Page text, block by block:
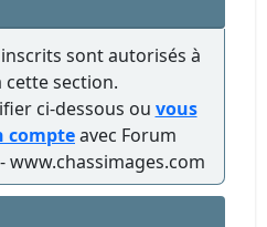
sont autorisés à
cette section.
ci-dessous ou vous
compteavec Forum
www.chassimages.com